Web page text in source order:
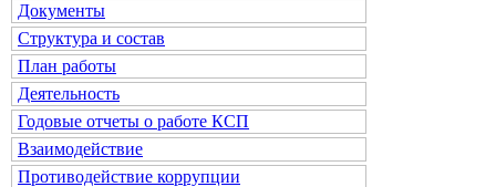
Документы
Структура и состав
План работы
Деятельность
Годовые отчеты о работе КСП
Взаимодействие
Противодействие коррупции